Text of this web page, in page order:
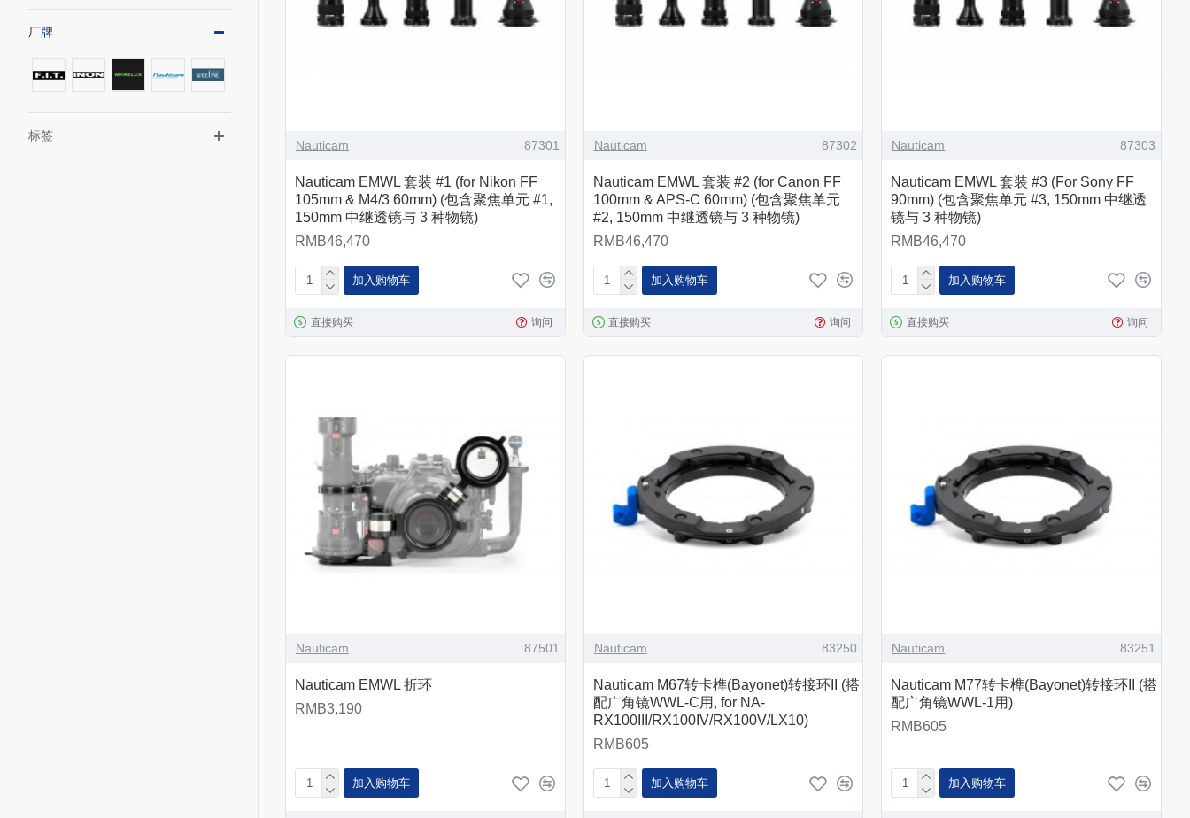
厂牌
标签
Nauticam 87301
Nauticam EMWL 套装 #1 (for Nikon FF
105mm & M4/3 60mm) (包含聚焦单元 #1,
150mm 中继透镜与 3 种物镜)
RMB46,470
加入购物车
直接购买 询问
Nauticam 87302
Nauticam EMWL 套装 #2 (for Canon FF
100mm & APS-C 60mm) (包含聚焦单元
#2, 150mm 中继透镜与 3 种物镜)
RMB46,470
加入购物车
直接购买 询问
Nauticam 87303
Nauticam EMWL 套装 #3 (For Sony FF
90mm) (包含聚焦单元 #3, 150mm 中继透
镜与 3 种物镜)
RMB46,470
加入购物车
直接购买 询问
Nauticam 87501
Nauticam EMWL 折环
RMB3,190
加入购物车
Nauticam 83250
Nauticam M67转卡榫(Bayonet)转接环II (搭
配广角镜WWL-C用, for NA-
RX100III/RX100IV/RX100V/LX10)
RMB605
加入购物车
Nauticam 83251
Nauticam M77转卡榫(Bayonet)转接环II (搭
配广角镜WWL-1用)
RMB605
加入购物车